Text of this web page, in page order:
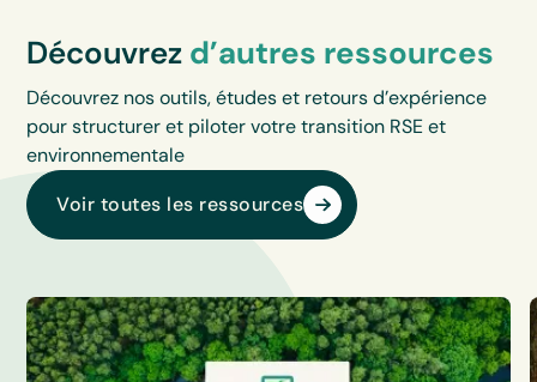
Découvrez d’autres ressources
Découvrez nos outils, études et retours d’expérience
pour structurer et piloter votre transition RSE et
environnementale
Voir toutes les ressources